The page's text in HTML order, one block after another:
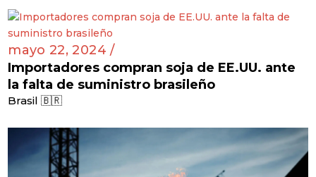
mayo 22, 2024 /
Importadores compran soja de EE.UU. ante
la falta de suministro brasileño
Brasil 🇧🇷